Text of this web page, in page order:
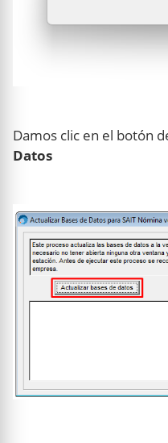
Damos clic en el botón
Datos